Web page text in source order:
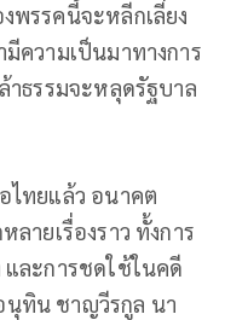
พรรคนี้จะหลีกเลี่ยง
ความเป็นมาทางการ
าธรรมจะหลุดรัฐบาล
ไทยแล้ว อนาคต
ลายเรื่องราว ทั้งการ
ละการชดใช้ในคดี
นุทิน ชาญวีรกูล นา